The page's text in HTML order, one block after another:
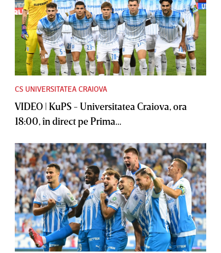
CS UNIVERSITATEA CRAIOVA
VIDEO | KuPS - Universitatea Craiova, ora
18:00, în direct pe Prima...